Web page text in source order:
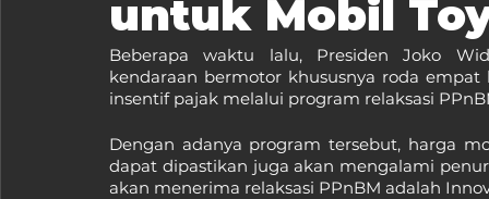
untuk Mobil
Beberapa waktu lalu, Presiden Joko
kendaraan bermotor khususnya roda
insentif pajak melalui program relaksasi
Dengan adanya program tersebut, harga
dapat dipastikan juga akan mengalami
akan menerima relaksasi PPnBM adalah